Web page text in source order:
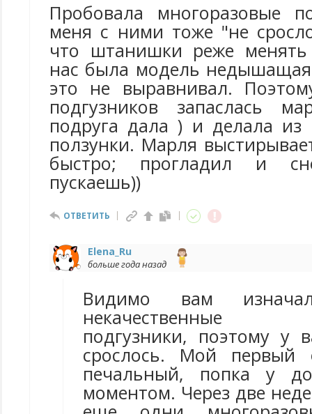
Пробовала многоразовые
меня с ними тоже "не
что штанишки реже
нас была модель
это не выравнивал.
подгузников запаслась
подруга дала ) и делала
ползунки. Марля
быстро; прогладил и
пускаешь))
ОТВЕТИТЬ
Elena_Ru
больше года назад
Видимо вам
некачественные
подгузники, поэтому
срослось. Мой
печальный, попка у
моментом. Через две